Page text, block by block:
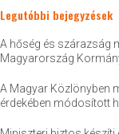
Legutóbbi bejegyzések
A hőség és szárazság
Magyarország
A Magyar Közlönyben
érdekében módosított